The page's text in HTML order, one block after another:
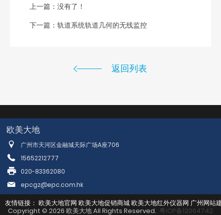
上一篇：没有了！
下一篇： 轨道系统轨道几何的无线监控
返回列表
欧美大地
广州市天河区金融城天际广场A座706
15652212777
020-83362080
epcgz@epc.com.hk
友情链接： 欧美大地官网 欧美大地促销商城欧美大地红外仪器网 广州网站
Copyright © 2026 欧美大地 All Rights Reserved. 粤ICP备12064742